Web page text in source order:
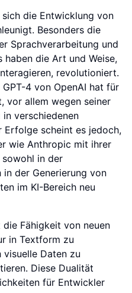
die Entwicklung von
Besonders die
Sprachverarbeitung und
haben die Art und Weise,
revolutioniert.
4 von OpenAI hat für
vor allem wegen seiner
in verschiedenen
Erfolge scheint es jedoch,
wie Anthropic mit ihrer
sowohl in der
der Generierung von
im KI-Bereich neu
Fähigkeit von neuen
in Textform zu
visuelle Daten zu
Diese Dualität
für Entwickler